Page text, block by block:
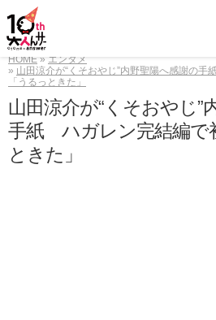
HOME
エンタメ
山田涼介が“くそおやじ”内野聖陽へ感謝の
「うるっときた」
山田涼介が“くそおやじ”
手紙 ハガレン完結編で
ときた」